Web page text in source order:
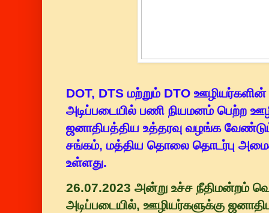
DOT, DTS மற்றும் DTO ஊழியர்களின்
அடிப்படையில் பணி நியமனம் பெற்ற
ஜனாதிபத்திய உத்தரவு வழங்க
சங்கம், மத்திய தொலை தொடர்பு
உள்ளது.
26.07.2023 அன்று உச்ச நீதிமன்றம்
அடிப்படையில், ஊழியர்களுக்கு